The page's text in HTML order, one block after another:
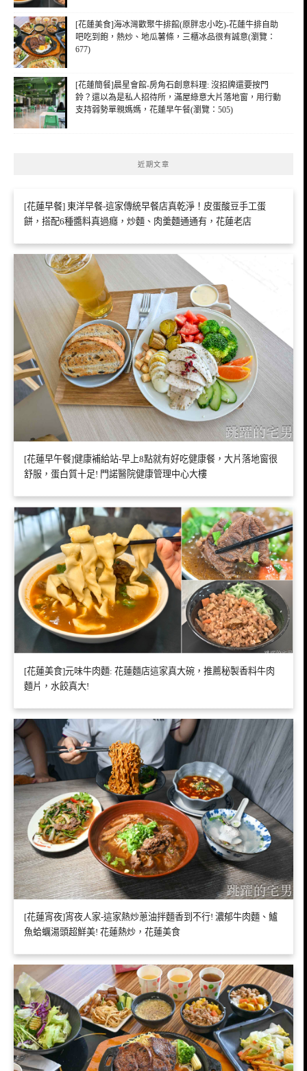
[花蓮美食]海冰灣歡聚牛排館(原胖忠小吃)-花蓮牛排自助
吧吃到飽，熱炒、地瓜薯條，三櫃冰品很有誠意(瀏覽：
677)
[花蓮簡餐]晨星會館-房角石創意料理: 沒招牌還要按門
鈴？還以為是私人招待所，滿屋綠意大片落地窗，用行動
支持弱勢單親媽媽，花蓮早午餐(瀏覽：505)
近期文章
[花蓮早餐] 東洋早餐-這家傳統早餐店真乾淨！皮蛋酸豆手工蛋
餅，搭配6種醬料真過癮，炒麵、肉羹麵通通有，花蓮老店
[花蓮早午餐]健康補給站-早上8點就有好吃健康餐，大片落地窗很
舒服，蛋白質十足! 門諾醫院健康管理中心大樓
[花蓮美食]元味牛肉麵: 花蓮麵店這家真大碗，推薦秘製香料牛肉
麵片，水餃真大!
[花蓮宵夜]宵夜人家-這家熱炒蔥油拌麵香到不行! 濃郁牛肉麵、鱸
魚蛤蠣湯頭超鮮美! 花蓮熱炒，花蓮美食